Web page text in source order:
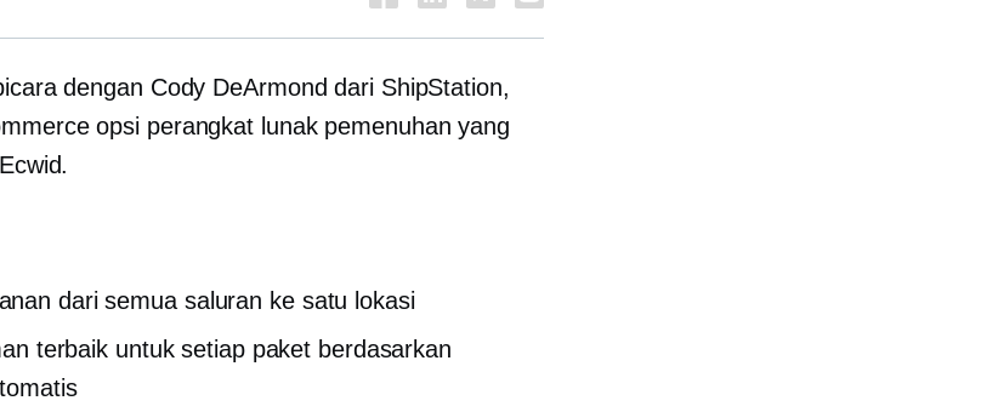
dengan Cody DeArmond dari ShipStation,
opsi perangkat lunak pemenuhan yang
dari semua saluran ke satu lokasi
terbaik untuk setiap paket berdasarkan